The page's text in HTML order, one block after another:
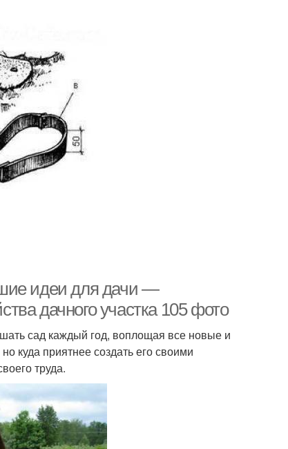
идеи для дачи —
дачного участка 105 фото
сад каждый год, воплощая все новые и
куда приятнее создать его своими
труда.